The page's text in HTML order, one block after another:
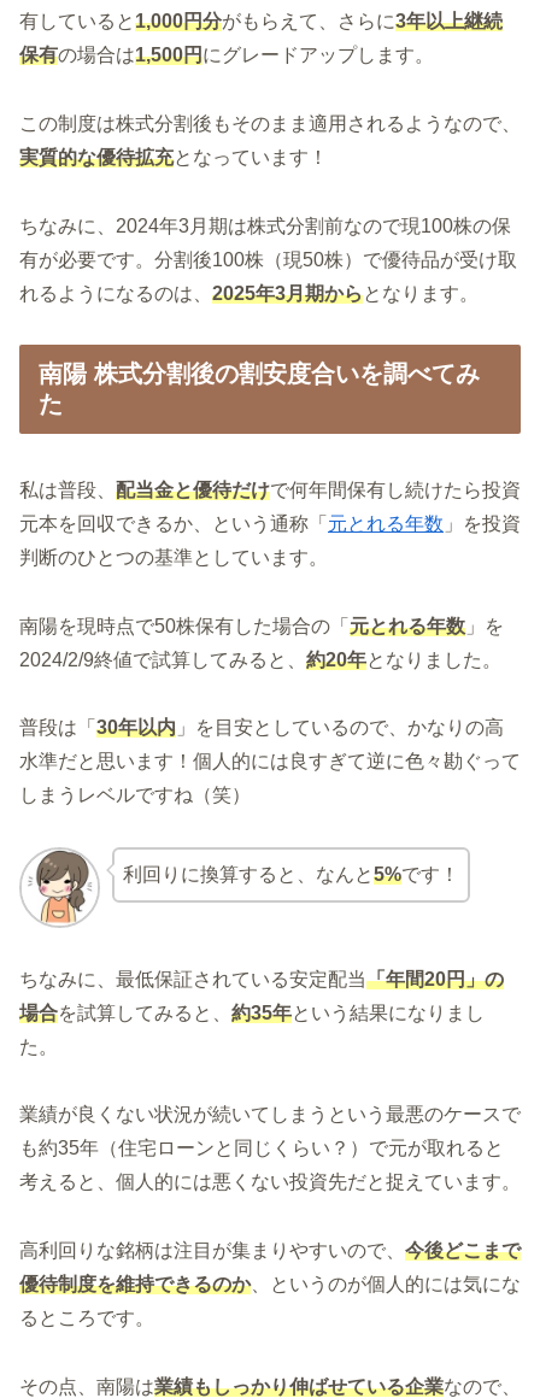
有していると1,000円分がもらえて、さらに3年以上継続
保有の場合は1,500円にグレードアップします。
この制度は株式分割後もそのまま適用されるようなので、
実質的な優待拡充となっています！
ちなみに、2024年3月期は株式分割前なので現100株の保
有が必要です。分割後100株（現50株）で優待品が受け取
れるようになるのは、 2025年3月期からとなります。
南陽 株式分割後の割安度合いを調べてみ
た
私は普段、 配当金と優待だけで何年間保有し続けたら投資
元本を回収できるか、という通称「 元とれる年数 」を投資
判断のひとつの基準としています。
南陽を現時点で50株保有した場合の「 元とれる年数 」を
2024/2/9終値で試算してみると、 約20年となりました。
普段は「 30年以内 」を目安としているので、かなりの高
水準だと思います！個人的には良すぎて逆に色々勘ぐって
しまうレベルですね（笑）
利回りに換算すると、なんと5%です！
ちなみに、最低保証されている安定配当「年間20円」の
場合を試算してみると、 約35年という結果になりまし
た。
業績が良くない状況が続いてしまうという最悪のケースで
も約35年（住宅ローンと同じくらい？）で元が取れると
考えると、個人的には悪くない投資先だと捉えています。
高利回りな銘柄は注目が集まりやすいので、 今後どこまで
優待制度を維持できるのか、というのが個人的には気にな
るところです。
その点、南陽は業績もしっかり伸ばせている企業なので、